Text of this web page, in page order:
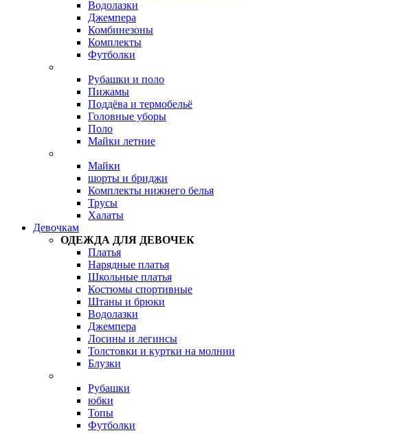
Водолазки
Джемпера
Комбинезоны
Комплекты
Футболки
Рубашки и поло
Пижамы
Поддёва и термобельё
Головные уборы
Поло
Майки летние
Майки
шорты и бриджи
Комплекты нижнего белья
Трусы
Халаты
Девочкам
ОДЕЖДА ДЛЯ ДЕВОЧЕК
Платья
Нарядные платья
Школьные платья
Костюмы спортивные
Штаны и брюки
Водолазки
Джемпера
Лосины и легинсы
Толстовки и куртки на молнии
Блузки
Рубашки
юбки
Топы
Футболки